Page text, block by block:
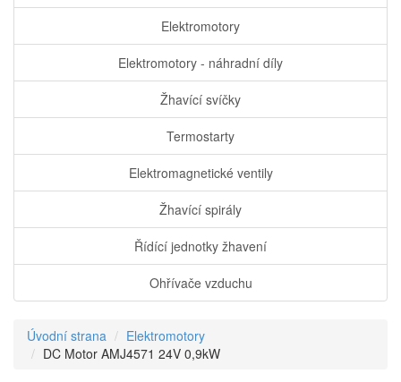
Elektromotory
Elektromotory - náhradní díly
Žhavící svíčky
Termostarty
Elektromagnetické ventily
Žhavící spirály
Řídící jednotky žhavení
Ohřívače vzduchu
Úvodní strana
Elektromotory
DC Motor AMJ4571 24V 0,9kW